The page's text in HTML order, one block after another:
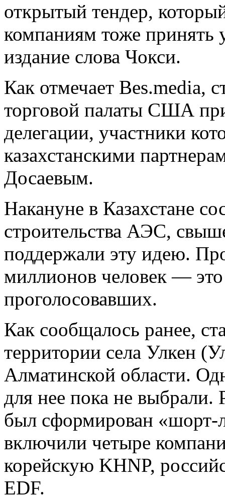
открытый тендер,
компаниям тоже принять
издание слова Чокси.
Как отмечает Bes.media,
торговой палаты США
делегации, участники
казахстанскими
Досаевым.
Накануне в Казахстане
строительства АЭС,
поддержали эту идею.
миллионов человек —
проголосовавших.
Как сообщалось ранее,
территории села Улкен
Алматинской области.
для нее пока не выбрали.
был сформирован «шорт-
включили четыре
корейскую KHNP,
EDF.